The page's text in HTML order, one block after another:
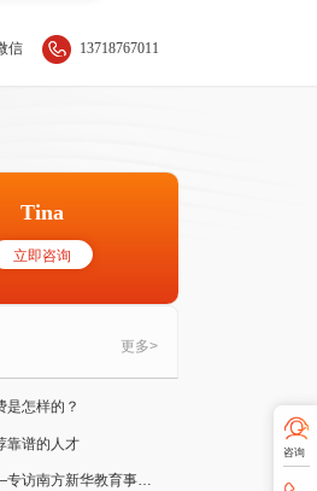
信 13718767011
Tina
立即咨询
更多>
是怎样的？
靠谱的人才
细分领域深度挖掘——专访南方新华教育事业部总经理 Jessica
咨询